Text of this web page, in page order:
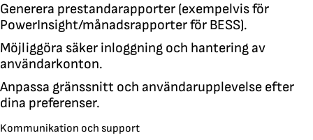
Generera prestandarapporter (exempelvis för
PowerInsight/månadsrapporter för BESS).
Möjliggöra säker inloggning och hantering av
användarkonton.
Anpassa gränssnitt och användarupplevelse efter
dina preferenser.
Kommunikation och support